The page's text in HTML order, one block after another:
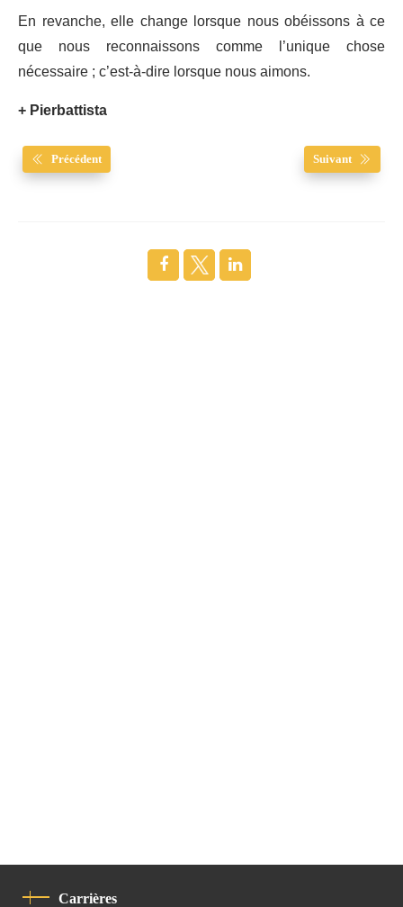
En revanche, elle change lorsque nous obéissons à ce
que nous reconnaissons comme l’unique chose
nécessaire ; c’est-à-dire lorsque nous aimons.
+ Pierbattista
Précédent Suivant
Carrières